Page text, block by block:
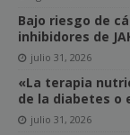
Bajo riesgo de
inhibidores de
julio 31, 2026
«La terapia
de la diabetes o
julio 31, 2026